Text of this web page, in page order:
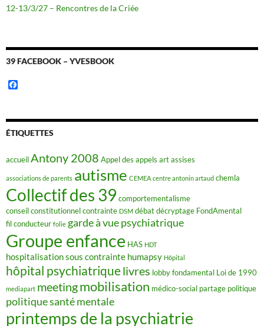
12-13/3/27 – Rencontres de la Criée
39 FACEBOOK – YVESBOOK
b
o
o
ÉTIQUETTES
accueilAntony 2008 Appel des appels artassises
associations de parents autisme CEMEA centre antonin artaud chemla
Collectif des 39 comportementalisme
conseil constitutionnelcontrainte DSM débatdécryptage FondAmental
fil conducteur folie garde à vue psychiatrique
Groupe enfance HAS HDT
hospitalisation sous contrainte humapsy Hôpital
hôpital psychiatriquelivres lobby fondamental Loi de 1990
mediapart meetingmobilisation médico-social partage politique
politique santé mentale
printemps de la psychiatrie